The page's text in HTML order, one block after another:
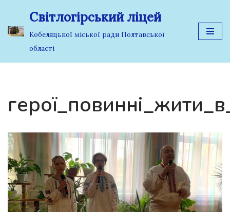
Перейти
Світлогірський ліцей
Кобеляцької міської ради Полтавської
області